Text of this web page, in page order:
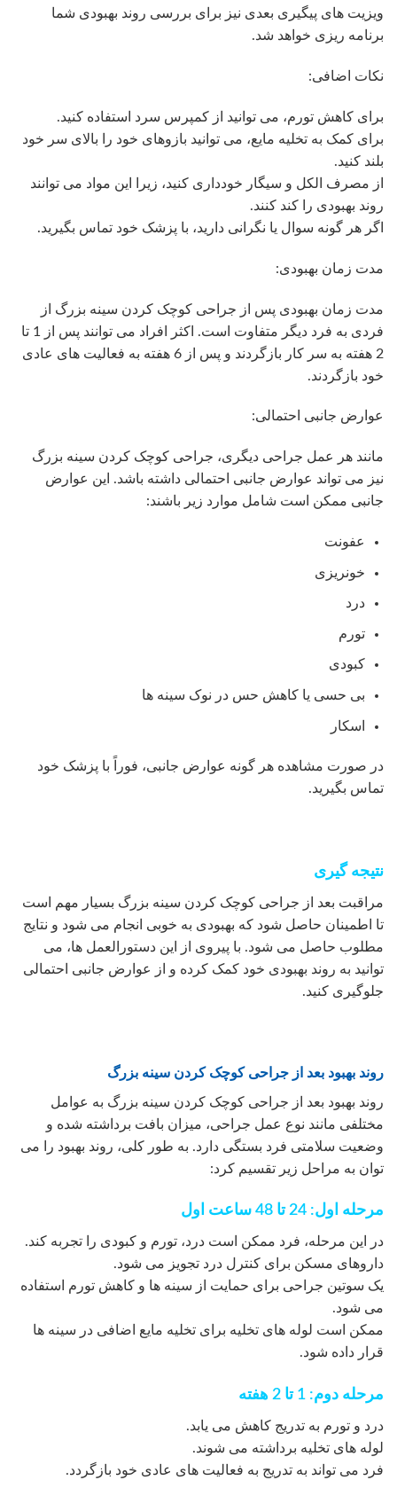
ویزیت های پیگیری بعدی نیز برای بررسی روند بهبودی شما
برنامه ریزی خواهد شد.
نکات اضافی:
برای کاهش تورم، می توانید از کمپرس سرد استفاده کنید.
برای کمک به تخلیه مایع، می توانید بازوهای خود را بالای سر خود
بلند کنید.
از مصرف الکل و سیگار خودداری کنید، زیرا این مواد می توانند
روند بهبودی را کند کنند.
اگر هر گونه سوال یا نگرانی دارید، با پزشک خود تماس بگیرید.
مدت زمان بهبودی:
مدت زمان بهبودی پس از جراحی کوچک کردن سینه بزرگ از
فردی به فرد دیگر متفاوت است. اکثر افراد می توانند پس از 1 تا
2 هفته به سر کار بازگردند و پس از 6 هفته به فعالیت های عادی
خود بازگردند.
عوارض جانبی احتمالی:
مانند هر عمل جراحی دیگری، جراحی کوچک کردن سینه بزرگ
نیز می تواند عوارض جانبی احتمالی داشته باشد. این عوارض
جانبی ممکن است شامل موارد زیر باشند:
عفونت
خونریزی
درد
تورم
کبودی
بی حسی یا کاهش حس در نوک سینه ها
اسکار
در صورت مشاهده هر گونه عوارض جانبی، فوراً با پزشک خود
تماس بگیرید.
نتیجه گیری
مراقبت بعد از جراحی کوچک کردن سینه بزرگ بسیار مهم است
تا اطمینان حاصل شود که بهبودی به خوبی انجام می شود و نتایج
مطلوب حاصل می شود. با پیروی از این دستورالعمل ها، می
توانید به روند بهبودی خود کمک کرده و از عوارض جانبی احتمالی
جلوگیری کنید.
روند بهبود بعد از جراحی کوچک کردن سینه بزرگ
روند بهبود بعد از جراحی کوچک کردن سینه بزرگ به عوامل
مختلفی مانند نوع عمل جراحی، میزان بافت برداشته شده و
وضعیت سلامتی فرد بستگی دارد. به طور کلی، روند بهبود را می
توان به مراحل زیر تقسیم کرد:
مرحله اول: 24 تا 48 ساعت اول
در این مرحله، فرد ممکن است درد، تورم و کبودی را تجربه کند.
داروهای مسکن برای کنترل درد تجویز می شود.
یک سوتین جراحی برای حمایت از سینه ها و کاهش تورم استفاده
می شود.
ممکن است لوله های تخلیه برای تخلیه مایع اضافی در سینه ها
قرار داده شود.
مرحله دوم: 1 تا 2 هفته
درد و تورم به تدریج کاهش می یابد.
لوله های تخلیه برداشته می شوند.
فرد می تواند به تدریج به فعالیت های عادی خود بازگردد.